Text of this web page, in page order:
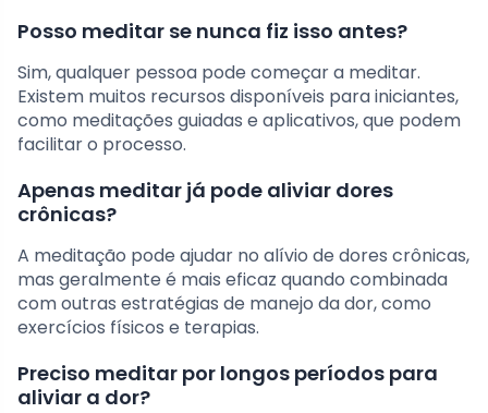
Posso meditar se nunca fiz isso antes?
Sim, qualquer pessoa pode começar a meditar.
Existem muitos recursos disponíveis para iniciantes,
como meditações guiadas e aplicativos, que podem
facilitar o processo.
Apenas meditar já pode aliviar dores
crônicas?
A meditação pode ajudar no alívio de dores crônicas,
mas geralmente é mais eficaz quando combinada
com outras estratégias de manejo da dor, como
exercícios físicos e terapias.
Preciso meditar por longos períodos para
aliviar a dor?